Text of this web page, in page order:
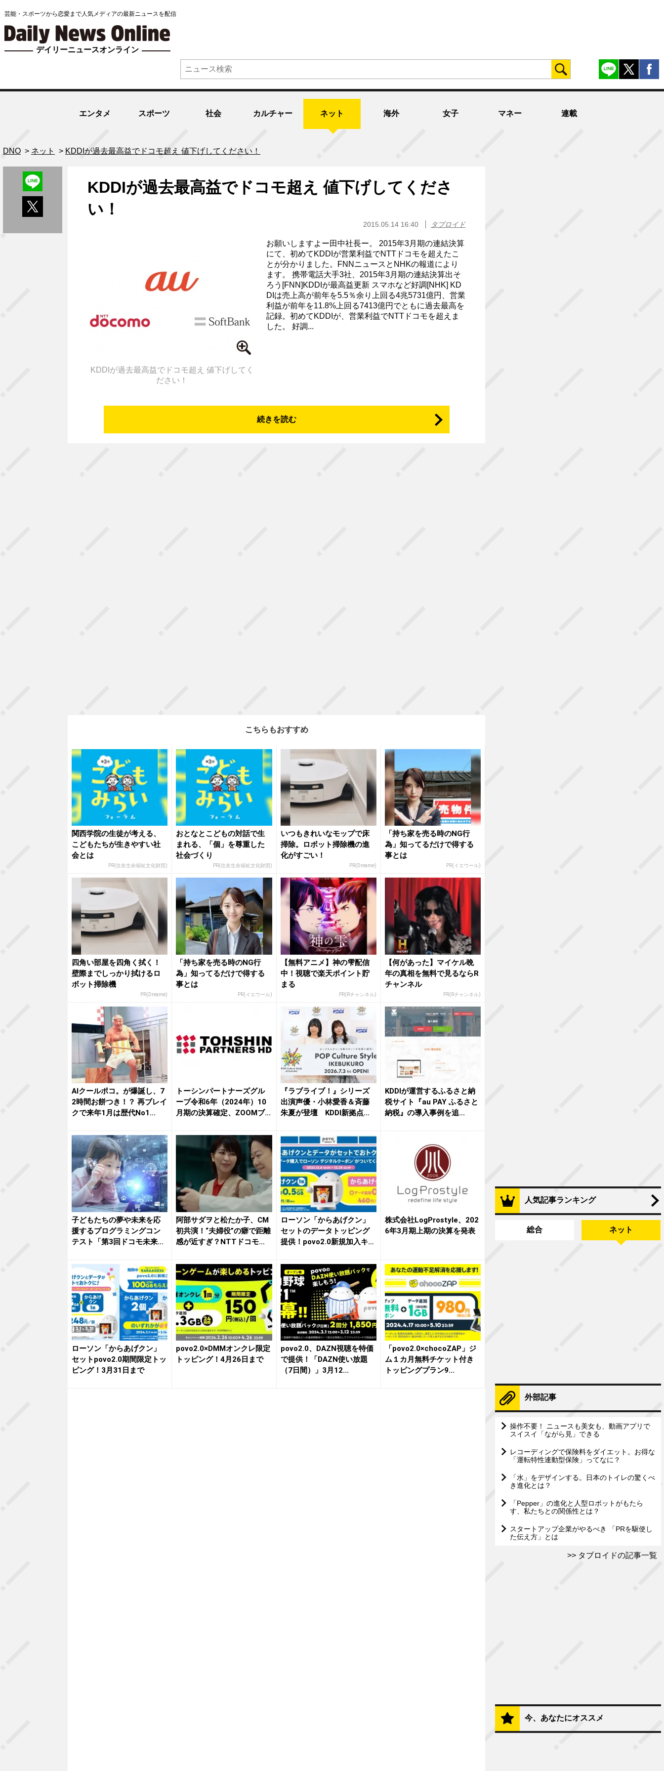
芸能・スポーツから恋愛まで人気メディアの最新ニュースを配信
デイリーニュースオンライン
エンタメ スポーツ 社会 カルチャー ネット 海外 女子 マネー 連載
DNO > ネット > KDDIが過去最高益でドコモ超え 値下げしてください！
KDDIが過去最高益でドコモ超え 値下げしてくださ
い！
2015.05.14 16:40 タブロイド
KDDIが過去最高益でドコモ超え 値下げしてく
ださい！
お願いしますよー田中社長ー。 2015年3月期の連結決算
にて、初めてKDDIが営業利益でNTTドコモを超えたこ
とが分かりました。FNNニュースとNHKの報道により
ます。 携帯電話大手3社、2015年3月期の連結決算出そ
ろう[FNN]KDDIが最高益更新 スマホなど好調[NHK] KD
DIは売上高が前年を5.5％余り上回る4兆5731億円、営業
利益が前年を11.8%上回る7413億円でともに過去最高を
記録。初めてKDDIが、営業利益でNTTドコモを超えま
した。 好調...
続きを読む
こちらもおすすめ
関西学院の生徒が考える、
こどもたちが生きやすい社
会とは
PR(住友生命福祉文化財団)
おとなとこどもの対話で生
まれる、「個」を尊重した
社会づくり
PR(住友生命福祉文化財団)
いつもきれいなモップで床
掃除。ロボット掃除機の進
化がすごい！
PR(Dreame)
「持ち家を売る時のNG行
為」知ってるだけで得する
事とは
PR(イエウール)
四角い部屋を四角く拭く！
壁際までしっかり拭けるロ
ボット掃除機
PR(Dreame)
「持ち家を売る時のNG行
為」知ってるだけで得する
事とは
PR(イエウール)
【無料アニメ】神の雫配信
中！視聴で楽天ポイント貯
まる
PR(Rチャンネル)
【何があった】マイケル晩
年の真相を無料で見るならR
チャンネル
PR(Rチャンネル)
AIクールポコ。が爆誕し、7
2時間お餅つき！？ 再ブレイ
クで来年1月は歴代No1...
トーシンパートナーズグル
ープ令和6年（2024年）10
月期の決算確定、ZOOMブ...
『ラブライブ！』シリーズ
出演声優・小林愛香＆斉藤
朱夏が登壇 KDDI新拠点「P
KDDIが運営するふるさと納
税サイト『au PAY ふるさと
納税』の導入事例を追...
子どもたちの夢や未来を応
援するプログラミングコン
テスト「第3回ドコモ未来ラ
阿部サダヲと松たか子、CM
初共演！“夫婦役”の癖で距離
感が近すぎ？NTTドコモ
ローソン「からあげクン」
セットのデータトッピング
提供！povo2.0新規加入キ
株式会社LogProstyle、202
6年3月期上期の決算を発表
ローソン「からあげクン」
セットpovo2.0期間限定トッ
ピング！3月31日まで
povo2.0×DMMオンクレ限定
トッピング！4月26日まで
povo2.0、DAZN視聴を特価
で提供！「DAZN使い放題
（7日間）」3月12...
「povo2.0×chocoZAP」ジ
ム１カ月無料チケット付き
トッピングプラン9...
人気記事ランキング
総合 ネット
外部記事
操作不要！ ニュースも美女も、動画アプリで
スイスイ「ながら見」できる
レコーディングで保険料をダイエット。お得な
「運転特性連動型保険」ってなに？
「水」をデザインする。日本のトイレの驚くべ
き進化とは？
「Pepper」の進化と人型ロボットがもたら
す、私たちとの関係性とは？
スタートアップ企業がやるべき 「PRを駆使し
た伝え方」とは
タブロイドの記事一覧
今、あなたにオススメ